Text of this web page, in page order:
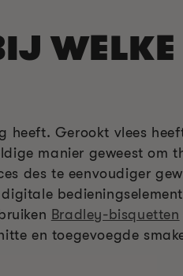
WELKE
heeft. Gerookt vlees
manier geweest om
des te eenvoudiger
Bradley-bisquetten
en toegevoegde